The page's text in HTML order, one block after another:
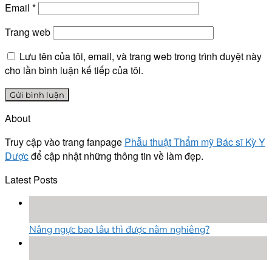
Email *
Trang web
Lưu tên của tôi, email, và trang web trong trình duyệt này
cho lần bình luận kế tiếp của tôi.
About
Truy cập vào trang fanpage Phẫu thuật Thẩm mỹ Bác sĩ Kỳ Y
Dượcđể cập nhật những thông tin về làm đẹp.
Latest Posts
Nâng ngực bao lâu thì được nằm nghiêng?